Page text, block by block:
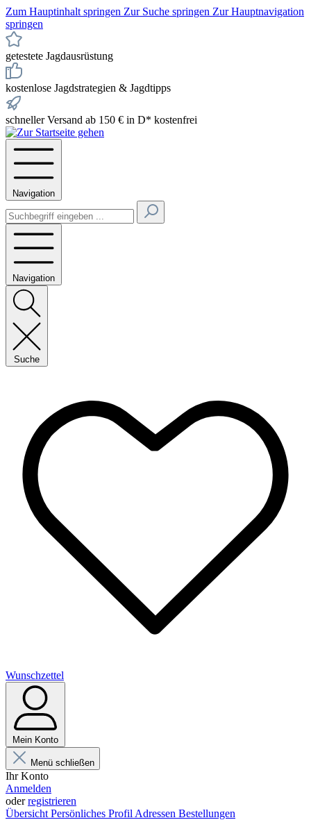
Zum Hauptinhalt springen Zur Suche springen Zur Hauptnavigation
springen
getestete Jagdausrüstung
kostenlose Jagdstrategien & Jagdtipps
schneller Versand ab 150 € in D* kostenfrei
Navigation
Navigation
Suche
Wunschzettel
Mein Konto
Menü schließen
Ihr Konto
Anmelden
oderregistrieren
Übersicht Persönliches Profil Adressen Bestellungen